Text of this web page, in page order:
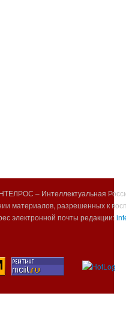
– Интеллектуальная
материалов, разрешенных к
электронной почты редакции: